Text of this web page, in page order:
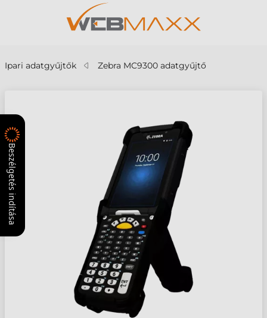
Ipari adatgyűjtők Zebra MC9300 adatgyűjtő
Beszélgetés indítása